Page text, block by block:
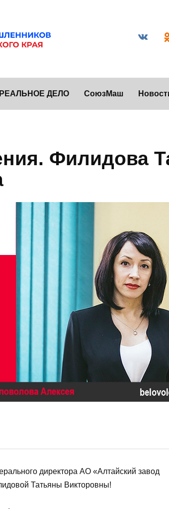
РЕАЛЬНОЕ ДЕЛО СоюзМаш
Филидова
директора АО «Алтайский завод
Татьяны Викторовны!